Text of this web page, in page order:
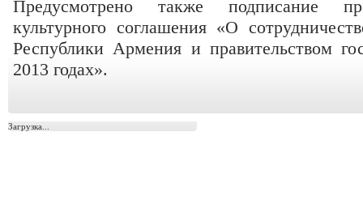
Предусмотрено также подписание
культурного соглашения «О
Республики Армения и правительством
2013 годах».
Загрузка...